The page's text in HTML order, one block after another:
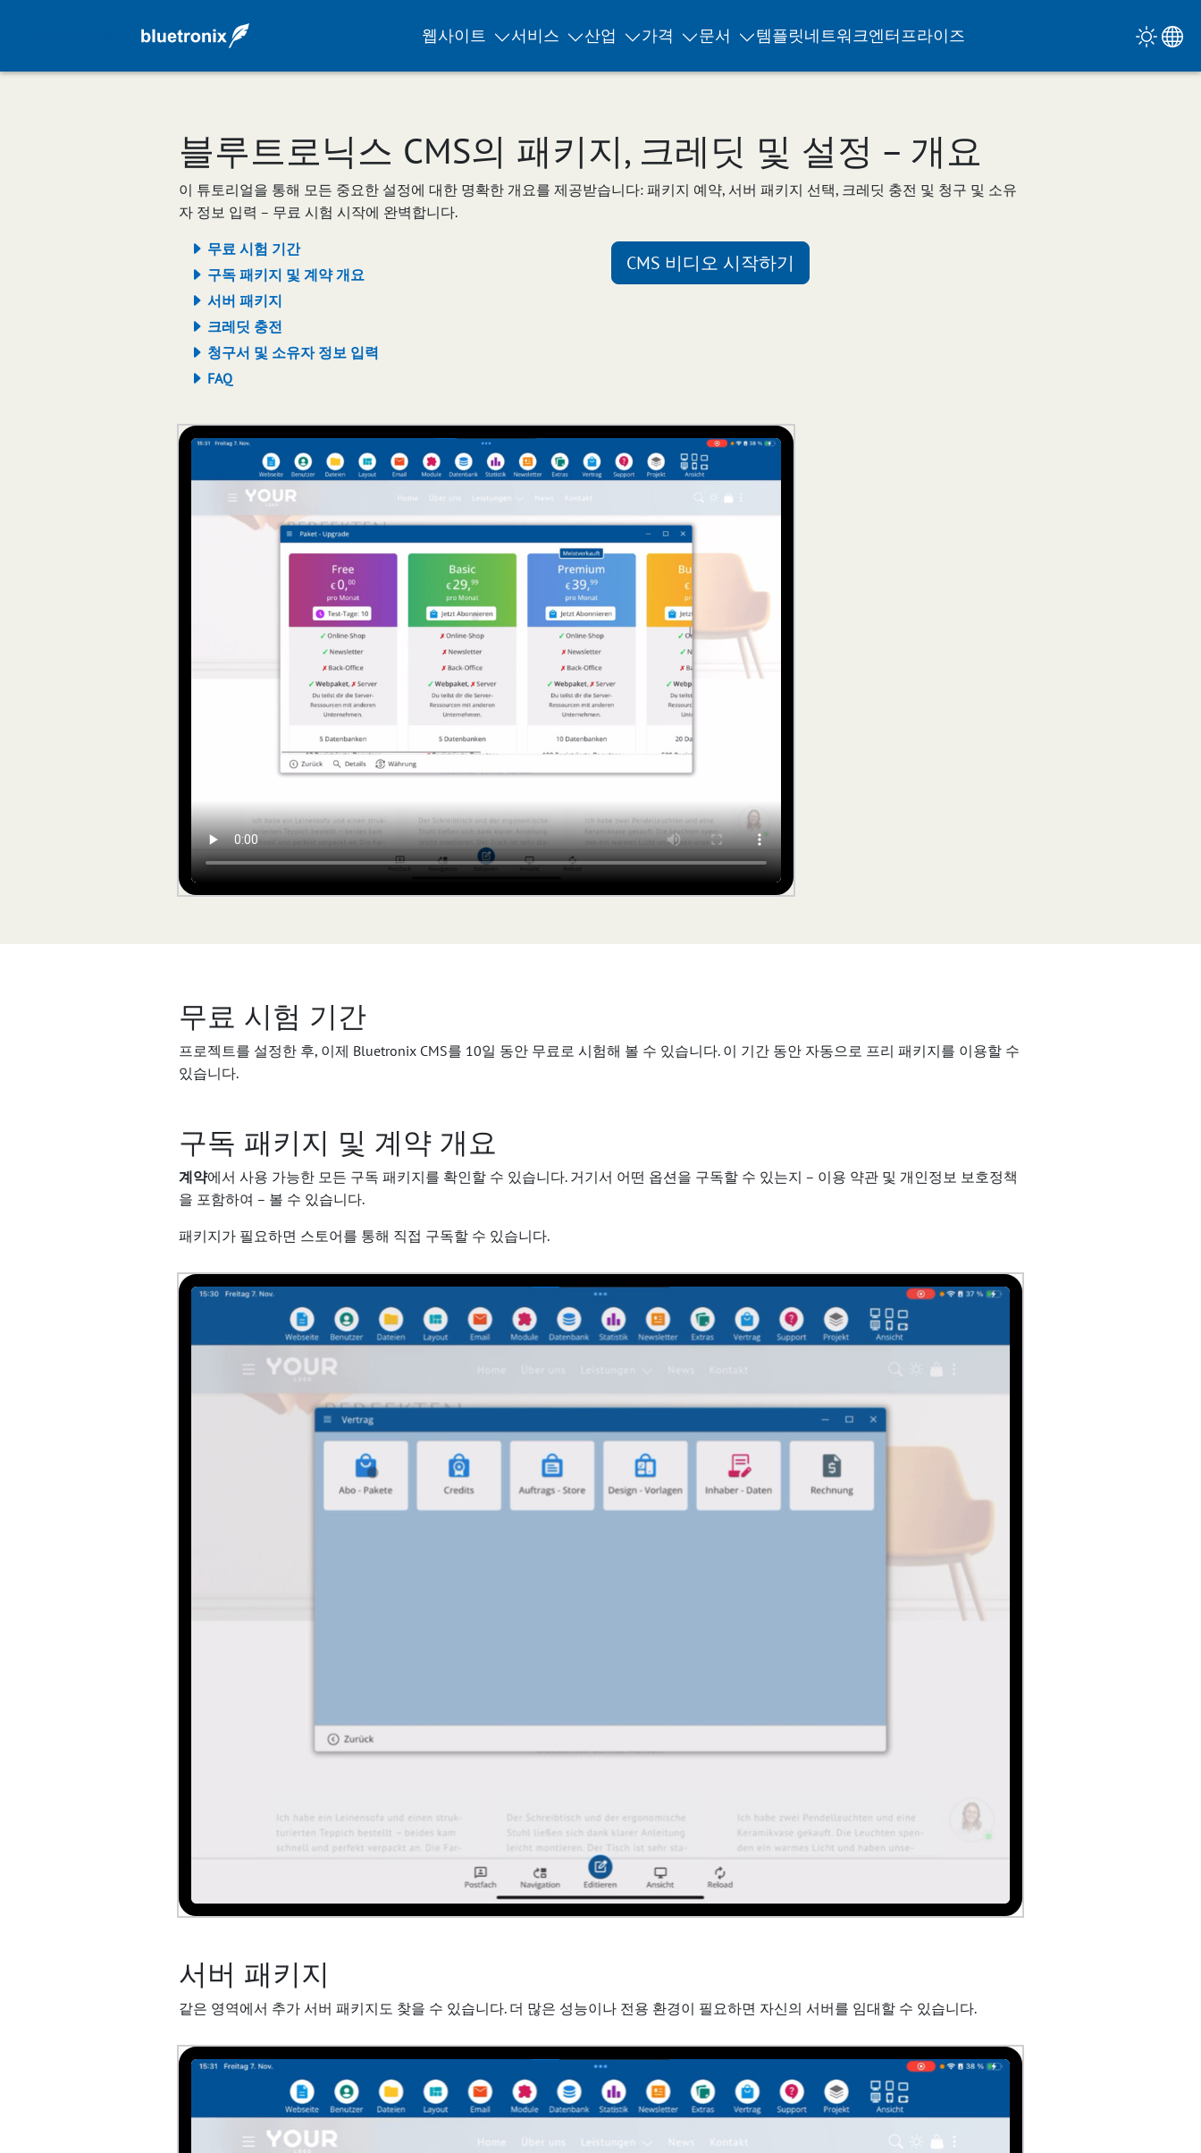
웹사이트 서비스 산업 가격 문서 템플릿네트워크엔터프라이즈
블루트로닉스 CMS의 패키지, 크레딧 및 설정 – 개요
이 튜토리얼을 통해 모든 중요한 설정에 대한 명확한 개요를 제공받습니다: 패키지 예약, 서버 패키지 선택, 크레딧 충전 및 청구 및 소유
자 정보 입력 – 무료 시험 시작에 완벽합니다.
무료 시험 기간
구독 패키지 및 계약 개요
서버 패키지
크레딧 충전
청구서 및 소유자 정보 입력
FAQ
CMS 비디오 시작하기
무료 시험 기간
프로젝트를 설정한 후, 이제 Bluetronix CMS를 10일 동안 무료로 시험해 볼 수 있습니다. 이 기간 동안 자동으로 프리 패키지를 이용할 수
있습니다.
구독 패키지 및 계약 개요
계약에서 사용 가능한 모든 구독 패키지를 확인할 수 있습니다. 거기서 어떤 옵션을 구독할 수 있는지 – 이용 약관 및 개인정보 보호정책
을 포함하여 – 볼 수 있습니다.
패키지가 필요하면 스토어를 통해 직접 구독할 수 있습니다.
서버 패키지
같은 영역에서 추가 서버 패키지도 찾을 수 있습니다. 더 많은 성능이나 전용 환경이 필요하면 자신의 서버를 임대할 수 있습니다.